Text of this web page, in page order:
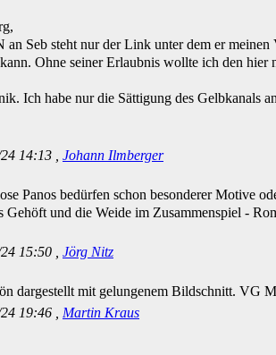
an Seb steht nur der Link unter dem er
Ohne seiner Erlaubnis wollte ich den hier
Ich habe nur die Sättigung des Gelbkanals
14:13 , Johann Ilmberger
Panos bedürfen schon besonderer Motive
Gehöft und die Weide im Zusammenspiel -
15:50 , Jörg Nitz
dargestellt mit gelungenem Bildschnitt. VG
19:46 , Martin Kraus